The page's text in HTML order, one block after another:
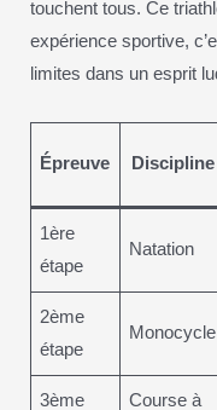
touchent tous. Ce
expérience sportive,
limites dans un esprit
Épreuve Discipline
1ère
étape
Natation
2ème
étape
Monocycle
3ème Course à